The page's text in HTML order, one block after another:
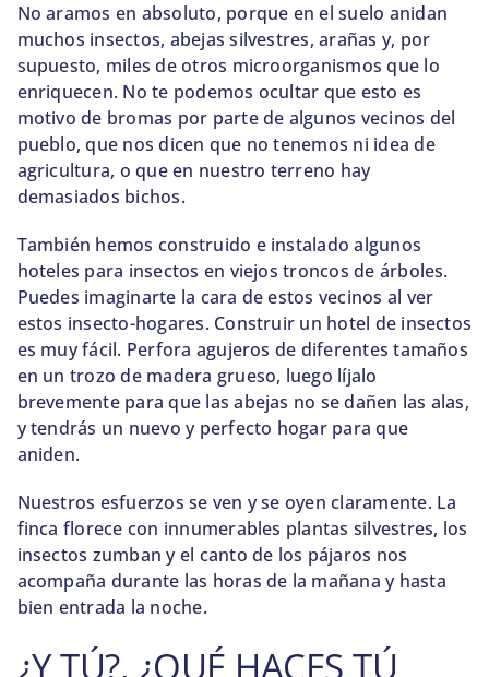
No aramos en absoluto, porque en el suelo anidan
muchos insectos, abejas silvestres, arañas y, por
supuesto, miles de otros microorganismos que lo
enriquecen. No te podemos ocultar que esto es
motivo de bromas por parte de algunos vecinos del
pueblo, que nos dicen que no tenemos ni idea de
agricultura, o que en nuestro terreno hay
demasiados bichos.
También hemos construido e instalado algunos
hoteles para insectos en viejos troncos de árboles.
Puedes imaginarte la cara de estos vecinos al ver
estos insecto-hogares. Construir un hotel de insectos
es muy fácil. Perfora agujeros de diferentes tamaños
en un trozo de madera grueso, luego líjalo
brevemente para que las abejas no se dañen las alas,
y tendrás un nuevo y perfecto hogar para que
aniden.
Nuestros esfuerzos se ven y se oyen claramente. La
finca florece con innumerables plantas silvestres, los
insectos zumban y el canto de los pájaros nos
acompaña durante las horas de la mañana y hasta
bien entrada la noche.
¿Y TÚ?, ¿QUÉ HACES TÚ